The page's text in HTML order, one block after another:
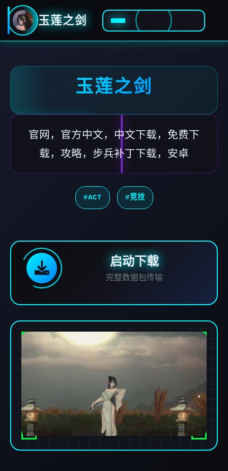
玉莲之剑
玉莲之剑
官网，官方中文，中文下载，免费下
载，攻略，步兵补丁下载，安卓
#ACT #竞技
启动下载
完整数据包传输